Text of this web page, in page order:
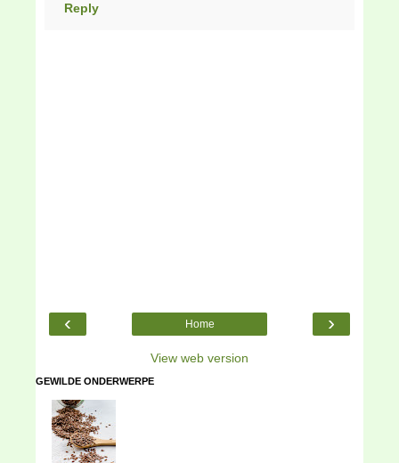
Reply
‹ ›
Home
View web version
GEWILDE ONDERWERPE